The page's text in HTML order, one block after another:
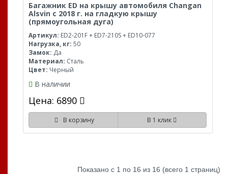
Багажник ED на крышу автомобиля Changan
Alsvin с 2018 г. на гладкую крышу
(прямоугольная дуга)
Артикул: ED2-201F + ED7-210S + ED10-077
Нагрузка, кг: 50
Замок: Да
Материал: Сталь
Цвет: Черный
В наличии
Цена: 6890
В корзину В 1 клик
Показано с 1 по 16 из 16 (всего 1 страниц)